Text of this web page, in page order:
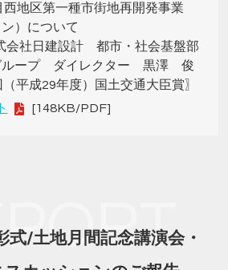
地区第一種市街地再開発事業
）について
社日建設計 都市・社会基盤部
ループ ダイレクター 黒澤 俊
平成29年度）国土交通大臣賞〗
[148KB/PDF]
式/土地月間記念講演会・